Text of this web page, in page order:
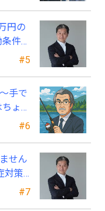
#5
円の
件通
#6
手で
ょっ
#7
せん
対策